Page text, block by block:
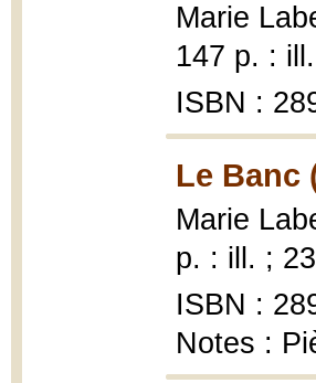
Marie
147 p. :
ISBN :
Le Banc
Marie
p. : ill. ;
ISBN :
Notes :